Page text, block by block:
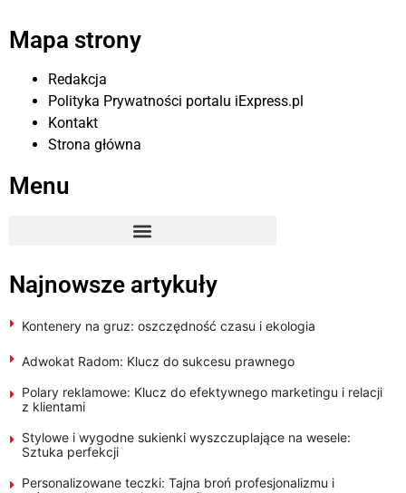
Mapa strony
Redakcja
Polityka Prywatności portalu iExpress.pl
Kontakt
Strona główna
Menu
Najnowsze artykuły
Kontenery na gruz: oszczędność czasu i ekologia
Adwokat Radom: Klucz do sukcesu prawnego
Polary reklamowe: Klucz do efektywnego marketingu i relacji
z klientami
Stylowe i wygodne sukienki wyszczuplające na wesele:
Sztuka perfekcji
Personalizowane teczki: Tajna broń profesjonalizmu i